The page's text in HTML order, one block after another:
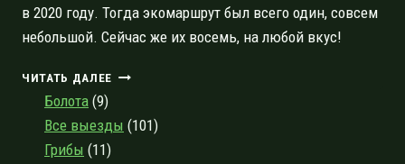
в 2020 году. Тогда экомаршрут был всего один, совсем
небольшой. Сейчас же их восемь, на любой вкус!
ЧИТАТЬ ДАЛЕЕ ПАМЯТНИК
ВЫСОТЫ»
Болота (9)
Все выезды (101)
Грибы (11)